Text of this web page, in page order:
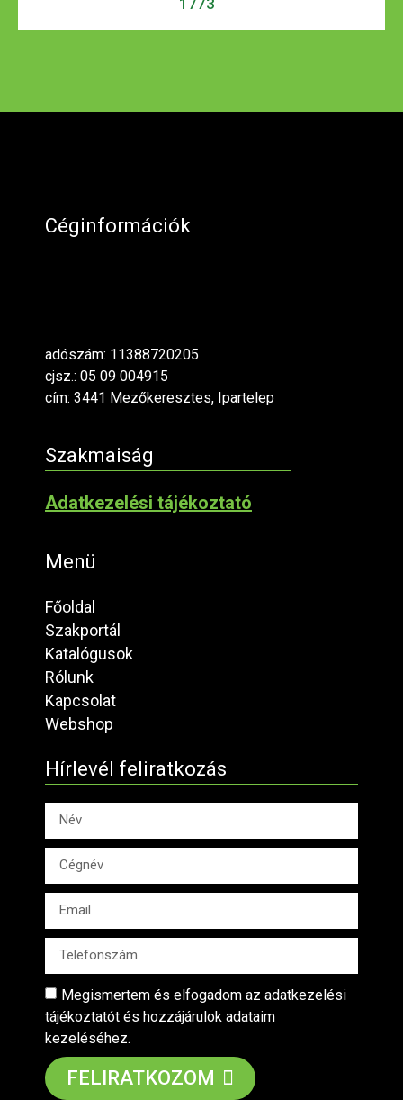
Céginformációk
adószám: 11388720205
cjsz.: 05 09 004915
cím: 3441 Mezőkeresztes, Ipartelep
Szakmaiság
Adatkezelési tájékoztató
Menü
Főoldal
Szakportál
Katalógusok
Rólunk
Kapcsolat
Webshop
Hírlevél feliratkozás
Megismertem és elfogadom az adatkezelési
tájékoztatót és hozzájárulok adataim
kezeléséhez.
FELIRATKOZOM